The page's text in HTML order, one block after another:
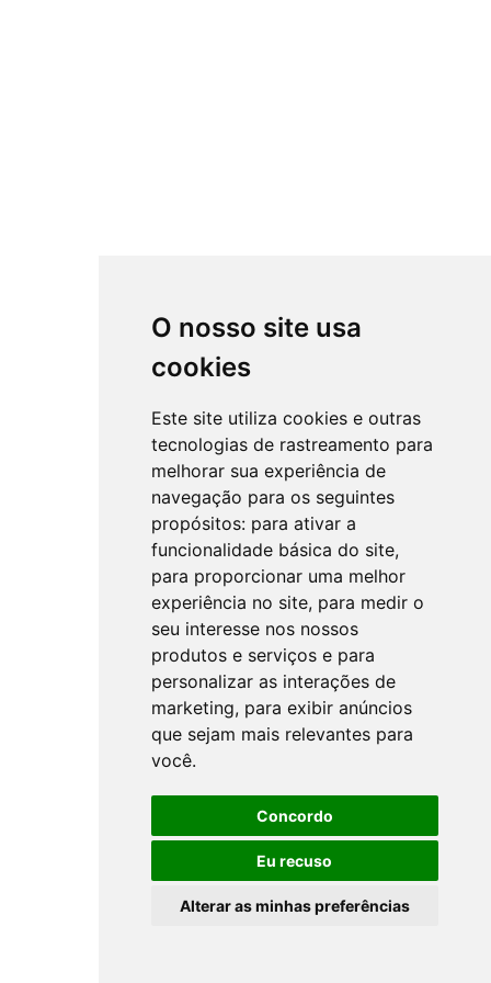
O nosso site usa
cookies
Este site utiliza cookies e outras
tecnologias de rastreamento para
melhorar sua experiência de
navegação para os seguintes
propósitos: para ativar a
funcionalidade básica do site,
para proporcionar uma melhor
experiência no site, para medir o
seu interesse nos nossos
produtos e serviços e para
personalizar as interações de
marketing, para exibir anúncios
que sejam mais relevantes para
você.
Concordo
Eu recuso
Alterar as minhas preferências